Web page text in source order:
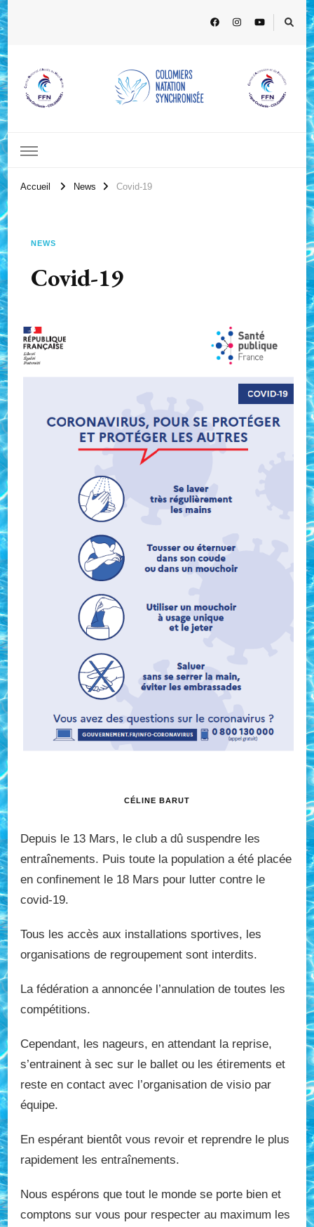
Accueil News Covid-19
NEWS
Covid-19
CÉLINE BARUT
Depuis le 13 Mars, le club a dû suspendre les
entraînements. Puis toute la population a été placée
en confinement le 18 Mars pour lutter contre le
covid-19.
Tous les accès aux installations sportives, les
organisations de regroupement sont interdits.
La fédération a annoncée l’annulation de toutes les
compétitions.
Cependant, les nageurs, en attendant la reprise,
s’entrainent à sec sur le ballet ou les étirements et
reste en contact avec l’organisation de visio par
équipe.
En espérant bientôt vous revoir et reprendre le plus
rapidement les entraînements.
Nous espérons que tout le monde se porte bien et
comptons sur vous pour respecter au maximum les